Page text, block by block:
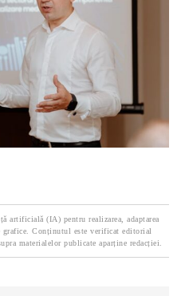
artificială (IA) pentru realizarea, adaptarea
grafice. Conținutul este verificat editorial
materialelor publicate aparține redacției.